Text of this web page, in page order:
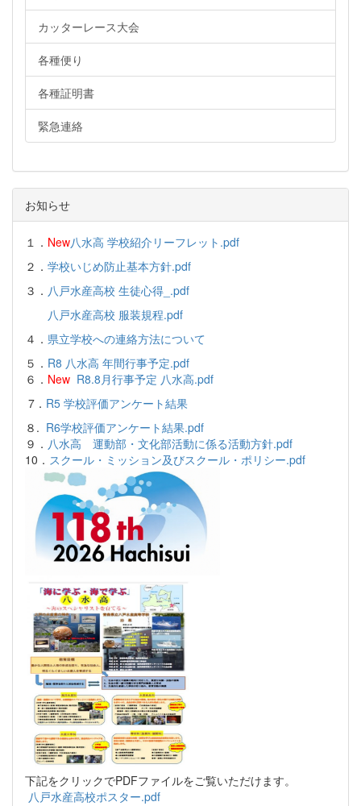
カッターレース大会
各種便り
各種証明書
緊急連絡
お知らせ
１． New八水高 学校紹介リーフレット.pdf
２． 学校いじめ防止基本方針.pdf
３． 八戸水産高校 生徒心得_.pdf
八戸水産高校 服装規程.pdf
４． 県立学校への連絡方法について
５． R8 八水高 年間行事予定.pdf
６． New R8.8月行事予定 八水高.pdf
7． R5 学校評価アンケート結果
８. R6学校評価アンケート結果.pdf
９． 八水高 運動部・文化部活動に係る活動方針.pdf
10． スクール・ミッション及びスクール・ポリシー.pdf
下記をクリックでPDFファイルをご覧いただけます。
八戸水産高校ポスター.pdf